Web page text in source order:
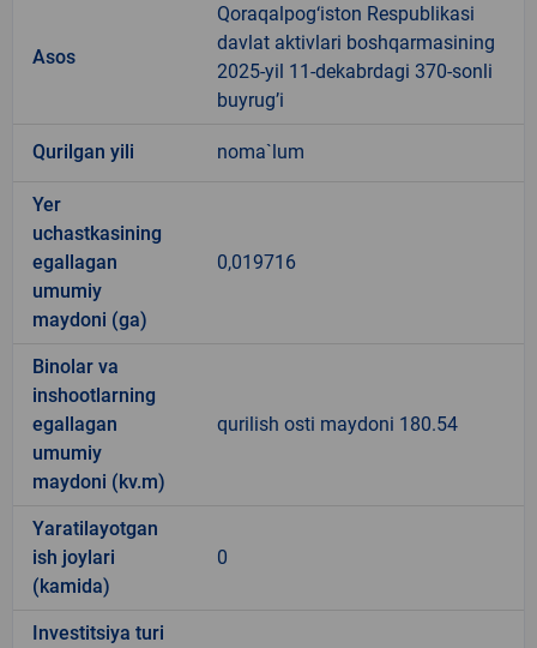
Asos
Qoraqalpog‘iston Respublikasi
davlat aktivlari boshqarmasining
2025-yil 11-dekabrdagi 370-sonli
buyrug’i
Qurilgan yili noma`lum
Yer
uchastkasining
egallagan
umumiy
maydoni (ga)
0,019716
Binolar va
inshootlarning
egallagan
umumiy
maydoni (kv.m)
qurilish osti maydoni 180.54
Yaratilayotgan
ish joylari
(kamida)
0
Investitsiya turi